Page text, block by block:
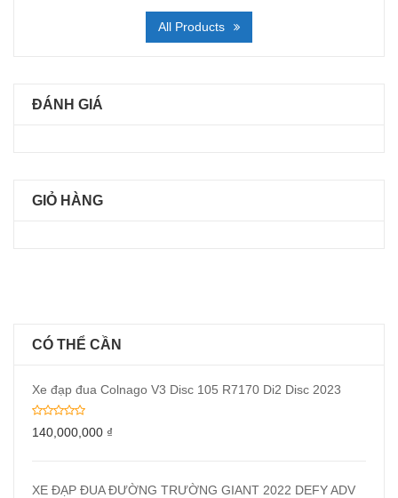
All Products
ĐÁNH GIÁ
GIỎ HÀNG
CÓ THỂ CẦN
Xe đạp đua Colnago V3 Disc 105 R7170 Di2 Disc 2023
140,000,000 ₫
XE ĐẠP ĐUA ĐƯỜNG TRƯỜNG GIANT 2022 DEFY ADV